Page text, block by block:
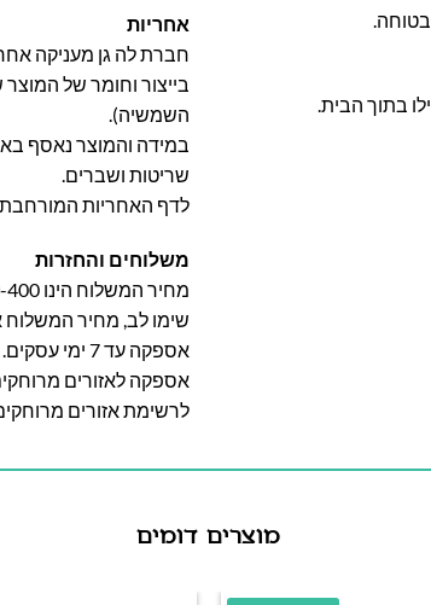
בתוך הבית.
אחריות
בייצור וחומר של
השמשיה).
במידה והמוצר נאסף
שריטות ושברים.
לדף האחריות המורחבת
משלוחים והחזרות
מחיר המשלוח הינו 250-400 שח וייקבע על פי אזור מגוריכם.
שימו לב, מחיר המשלוח
אספקה עד 7 ימי עסקים.
אספקה לאזורים מרוחקים 10-14 ימי
לרשימת אזורים
מוצרים דומים